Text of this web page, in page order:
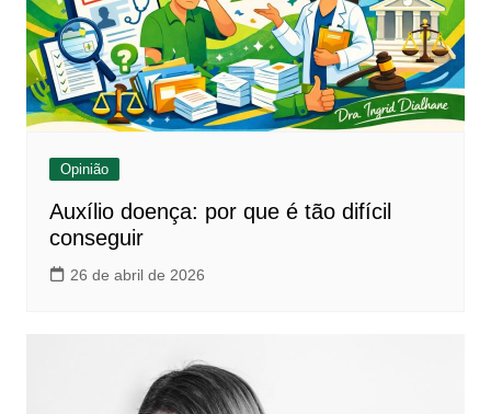
Opinião
Auxílio doença: por que é tão difícil
conseguir
26 de abril de 2026